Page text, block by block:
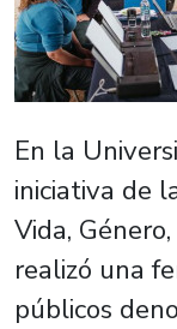
En la
iniciativa de
Vida,
realizó una
públicos